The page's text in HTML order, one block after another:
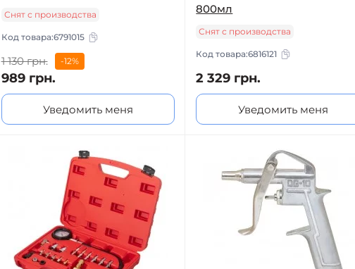
Снят с производства
Код товара:6791015
1 130 грн. -12%
989 грн.
Уведомить меня
800мл
Снят с производства
Код товара:6816121
2 329 грн.
Уведомить меня